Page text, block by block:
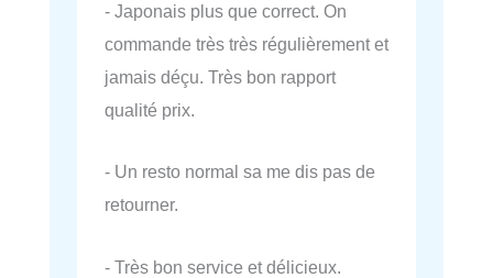
- Japonais plus que correct. On
commande très très régulièrement et
jamais déçu. Très bon rapport
qualité prix.
- Un resto normal sa me dis pas de
retourner.
- Très bon service et délicieux.